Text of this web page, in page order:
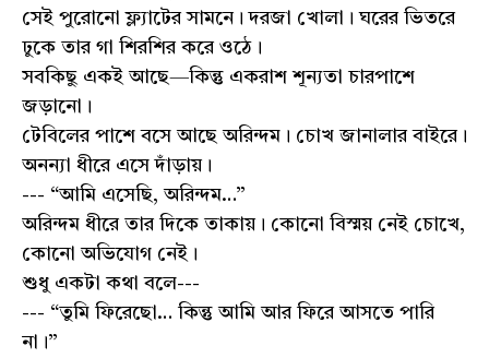
সেই পুরোনো ফ্ল্যাটের সামনে। দরজা খোলা। ঘরের ভিতরে
ঢুকে তার গা শিরশির করে ওঠে।
সবকিছু একই আছে—কিন্তু একরাশ শূন্যতা চারপাশে
জড়ানো।
টেবিলের পাশে বসে আছে অরিন্দম। চোখ জানালার বাইরে।
অনন্যা ধীরে এসে দাঁড়ায়।
--- “আমি এসেছি, অরিন্দম…”
অরিন্দম ধীরে তার দিকে তাকায়। কোনো বিস্ময় নেই চোখে,
কোনো অভিযোগ নেই।
শুধু একটা কথা বলে---
--- “তুমি ফিরেছো… কিন্তু আমি আর ফিরে আসতে পারি
না।”